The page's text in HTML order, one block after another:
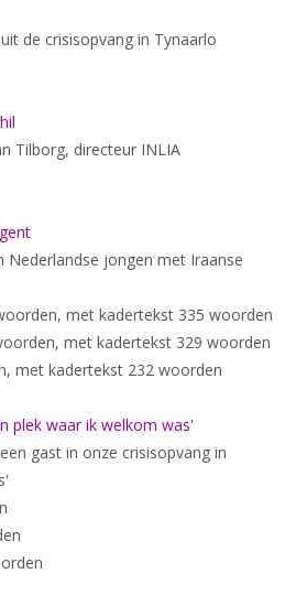
de crisisopvang in Tynaarlo
Tilborg, directeur INLIA
Nederlandse jongen met Iraanse
met kadertekst 335 woorden
met kadertekst 329 woorden
met kadertekst 232 woorden
plek waar ik welkom was'
gast in onze crisisopvang in